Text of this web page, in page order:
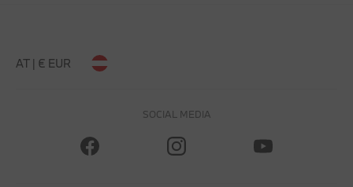
AT | € EUR
SOCIAL MEDIA